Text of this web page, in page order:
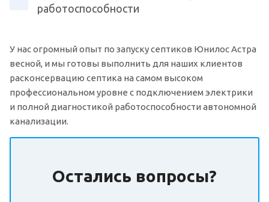
работоспособности
У нас огромный опыт по запуску септиков Юнилос Астра
весной, и мы готовы выполнить для наших клиентов
расконсервацию септика на самом высоком
профессиональном уровне с подключением электрики
и полной диагностикой работоспособности автономной
канализации.
Остались вопросы?